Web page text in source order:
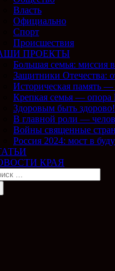
Власть
Официально
Спорт
Происшествия
ПРОЕКТЫ
Большая семья: миссия
Защитники Отечества:
Историческая память —
Крепкая семья — опора
Здоровым быть здорово!
В главной роли —
Войны священные
Россия 2024: мост в
КРАЯ